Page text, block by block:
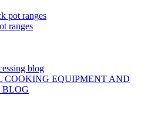
pot ranges
ranges
blog
COOKING EQUIPMENT AND
BLOG